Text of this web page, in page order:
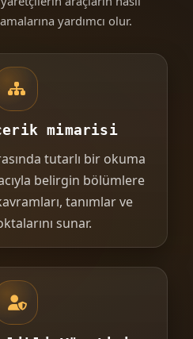
yardımcı olur.
mimarisi
tutarlı bir okuma
belirgin bölümlere
tanımlar ve
sunar.